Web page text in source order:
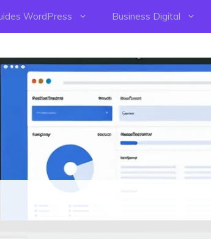
WordPress Business Digital